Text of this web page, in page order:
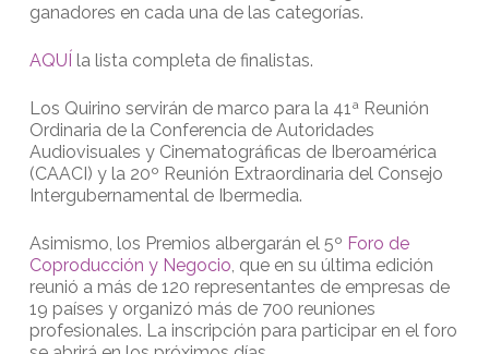
ganadores en cada una de las categorías.
AQUÍ la lista completa de finalistas.
Los Quirino servirán de marco para la 41ª Reunión
Ordinaria de la Conferencia de Autoridades
Audiovisuales y Cinematográficas de Iberoamérica
(CAACI) y la 20º Reunión Extraordinaria del Consejo
Intergubernamental de Ibermedia.
Asimismo, los Premios albergarán el 5º Foro de
Coproducción y Negocio, que en su última edición
reunió a más de 120 representantes de empresas de
19 países y organizó más de 700 reuniones
profesionales. La inscripción para participar en el foro